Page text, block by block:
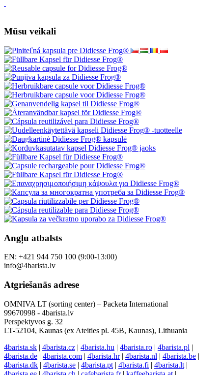
Mūsu veikali
Angļu atbalsts
EN: +421 944 750 100 (9:00-13:00)
info@4barista.lv
Atgriešanās adrese
OMNIVA LT (sorting center) – Packeta International
99670998 - 4barista.lv
Perspektyvos g. 32
LT-52104, Kaunas (ex Ateities pl. 45B, Kaunas), Lithuania
4barista.sk | 4barista.cz | 4barista.hu | 4barista.ro | 4barista.pl |
4barista.de | 4barista.com | 4barista.hr| 4barista.nl | 4barista.be |
4barista.dk | 4barista.se | 4barista.pt | 4barista.fi | 4barista.lt |